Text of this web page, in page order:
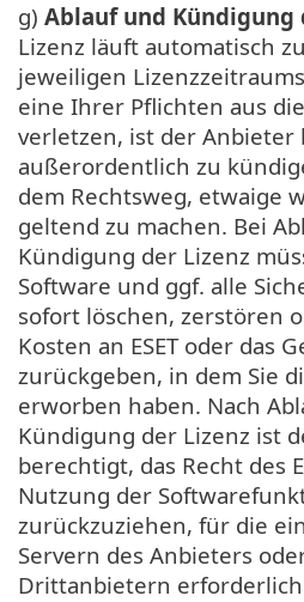
g) Ablauf und Kündigung
Lizenz läuft automatisch
jeweiligen
eine Ihrer Pflichten aus
verletzen, ist der Anbieter
außerordentlich zu
dem Rechtsweg, etwaige
geltend zu machen. Bei
Kündigung der Lizenz
Software und ggf. alle
sofort löschen, zerstören
Kosten an ESET oder das
zurückgeben, in dem Sie
erworben haben. Nach
Kündigung der Lizenz ist
berechtigt, das Recht des
Nutzung der
zurückzuziehen, für die
Servern des Anbieters
Drittanbietern